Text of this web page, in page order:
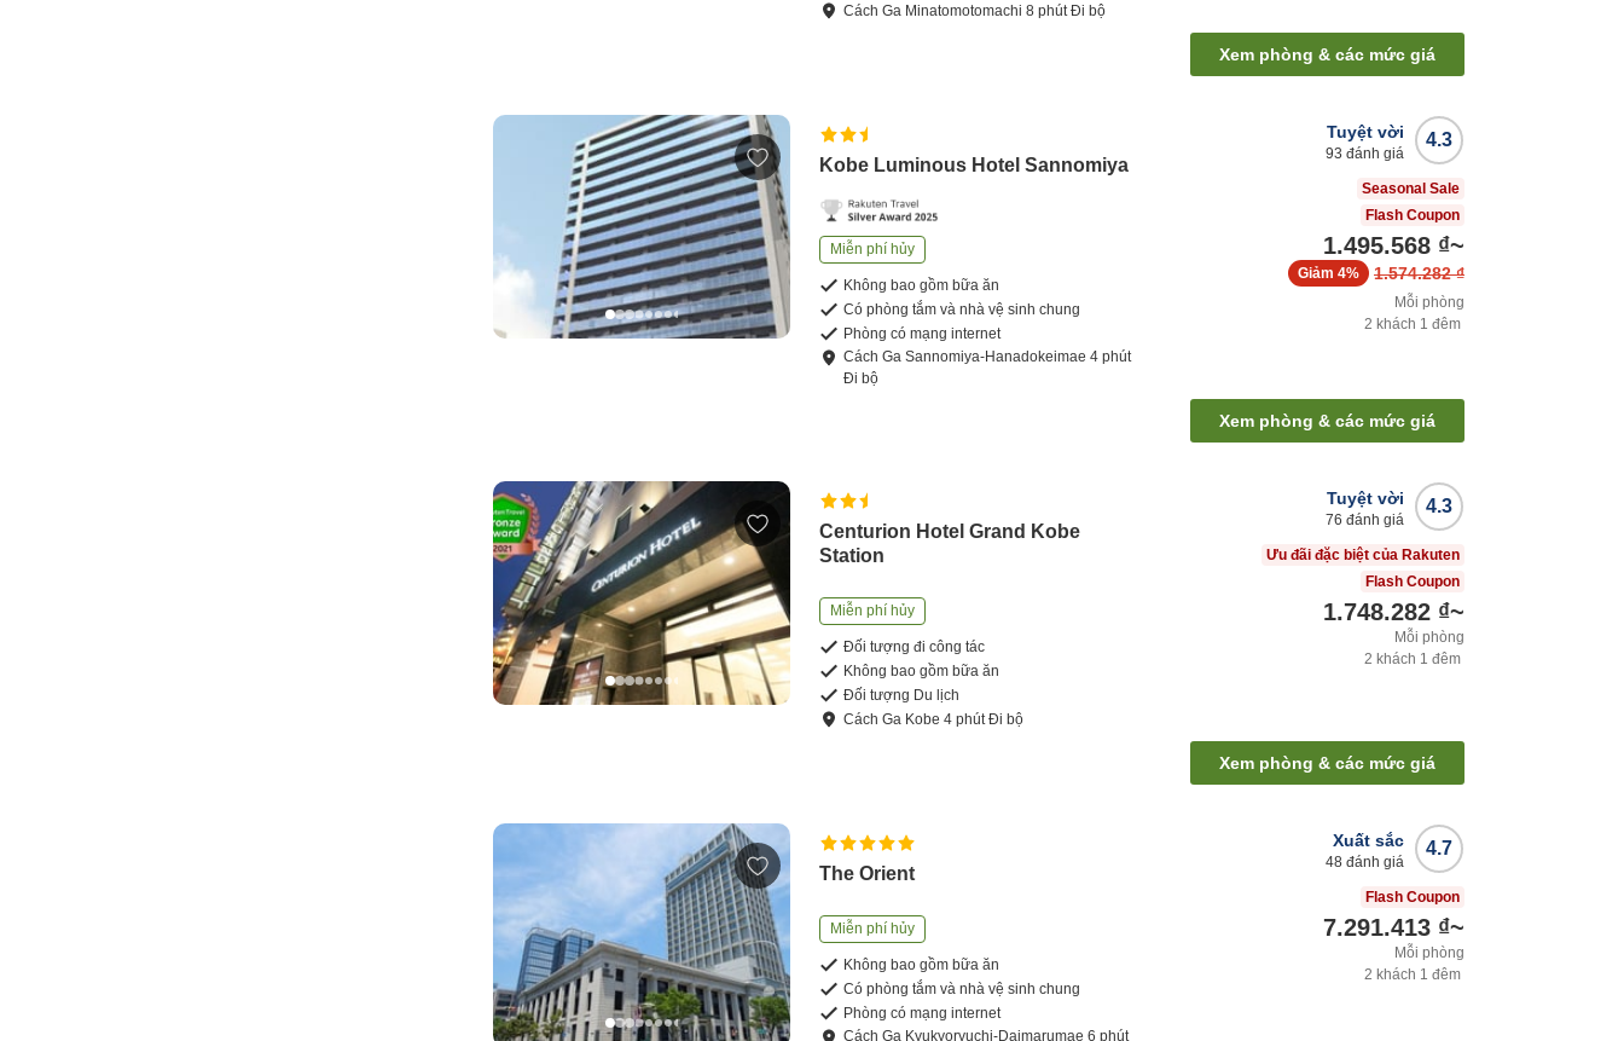
CáchGa Minatomotomachi 8 phútĐi bộ
Xem phòng & các mức giá
Kobe Luminous Hotel Sannomiya
Miễn phí hủy
Không bao gồm bữa ăn
Có phòng tắm và nhà vệ sinh chung
Phòng có mạng internet
CáchGa Sannomiya-Hanadokeimae 4 phút
Đi bộ
4.3
Tuyệt vời
93 đánh giá
Seasonal Sale
Flash Coupon
1.495.568 ₫~
1.574.282 ₫
Giảm 4%
Mỗi phòng
2 khách 1 đêm
Xem phòng & các mức giá
Centurion Hotel Grand Kobe
Station
Miễn phí hủy
Đối tượng đi công tác
Không bao gồm bữa ăn
Đối tượng Du lịch
CáchGa Kobe 4 phútĐi bộ
4.3
Tuyệt vời
76 đánh giá
Ưu đãi đặc biệt của Rakuten
Flash Coupon
1.748.282 ₫~
Mỗi phòng
2 khách 1 đêm
Xem phòng & các mức giá
The Orient
Miễn phí hủy
Không bao gồm bữa ăn
Có phòng tắm và nhà vệ sinh chung
Phòng có mạng internet
CáchGa Kyukyoryuchi-Daimarumae 6 phút
4.7
Xuất sắc
48 đánh giá
Flash Coupon
7.291.413 ₫~
Mỗi phòng
2 khách 1 đêm